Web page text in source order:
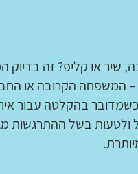
שיר או קליפ? זה בדיוק
המשפחה הקרובה או
בהקלטה עבור
ולטעות בשל ההתרגשות